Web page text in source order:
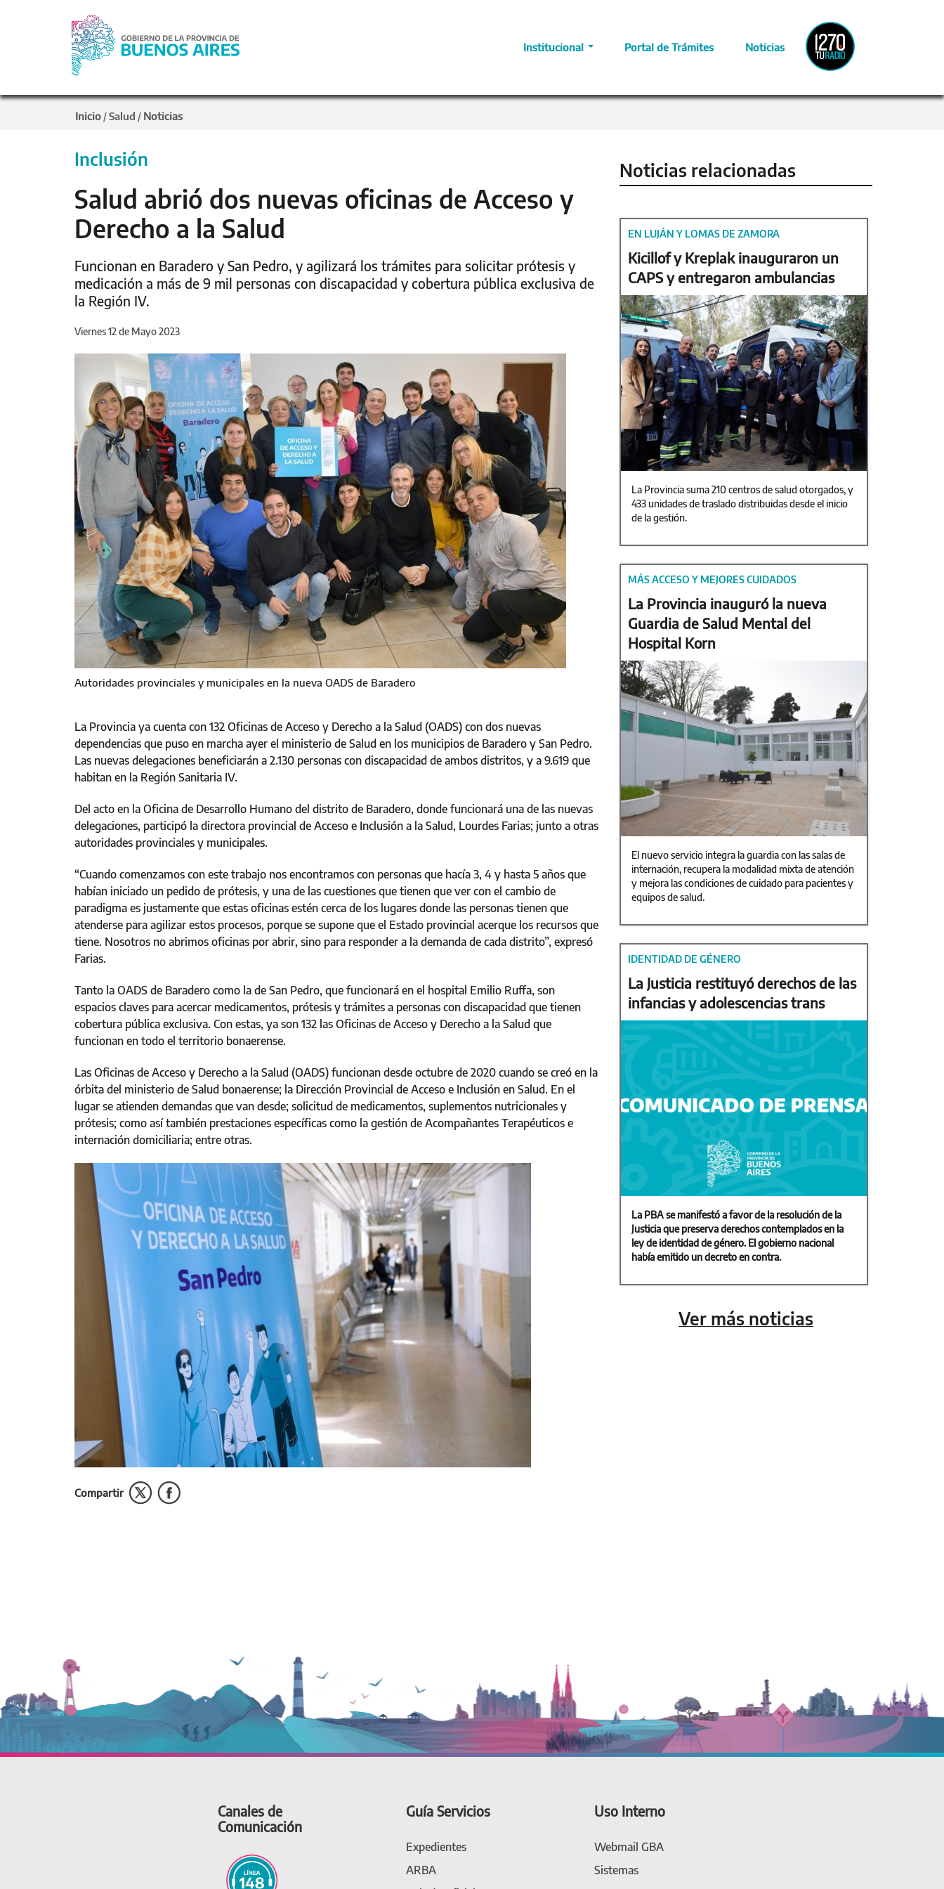
Institucional Portal de Trámites Noticias
Radio
Provincia
Inicio /Salud / Noticias
Inclusión
Salud abrió dos nuevas oficinas de Acceso y
Derecho a la Salud
Funcionan en Baradero y San Pedro, y agilizará los trámites para solicitar prótesis y
medicación a más de 9 mil personas con discapacidad y cobertura pública exclusiva de
la Región IV.
Viernes 12 de Mayo 2023
Autoridades provinciales y municipales en la nueva OADS de Baradero
La Provincia ya cuenta con 132 Oficinas de Acceso y Derecho a la Salud (OADS) con dos nuevas
dependencias que puso en marcha ayer el ministerio de Salud en los municipios de Baradero y San Pedro.
Las nuevas delegaciones beneficiarán a 2.130 personas con discapacidad de ambos distritos, y a 9.619 que
habitan en la Región Sanitaria IV.
Del acto en la Oficina de Desarrollo Humano del distrito de Baradero, donde funcionará una de las nuevas
delegaciones, participó la directora provincial de Acceso e Inclusión a la Salud, Lourdes Farias; junto a otras
autoridades provinciales y municipales.
“Cuando comenzamos con este trabajo nos encontramos con personas que hacía 3, 4 y hasta 5 años que
habían iniciado un pedido de prótesis, y una de las cuestiones que tienen que ver con el cambio de
paradigma es justamente que estas oficinas estén cerca de los lugares donde las personas tienen que
atenderse para agilizar estos procesos, porque se supone que el Estado provincial acerque los recursos que
tiene. Nosotros no abrimos oficinas por abrir, sino para responder a la demanda de cada distrito”, expresó
Farias.
Tanto la OADS de Baradero como la de San Pedro, que funcionará en el hospital Emilio Ruffa, son
espacios claves para acercar medicamentos, prótesis y trámites a personas con discapacidad que tienen
cobertura pública exclusiva. Con estas, ya son 132 las Oficinas de Acceso y Derecho a la Salud que
funcionan en todo el territorio bonaerense.
Las Oficinas de Acceso y Derecho a la Salud (OADS) funcionan desde octubre de 2020 cuando se creó en la
órbita del ministerio de Salud bonaerense; la Dirección Provincial de Acceso e Inclusión en Salud. En el
lugar se atienden demandas que van desde; solicitud de medicamentos, suplementos nutricionales y
prótesis; como así también prestaciones específicas como la gestión de Acompañantes Terapéuticos e
internación domiciliaria; entre otras.
Compartir
Noticias relacionadas
EN LUJÁN Y LOMAS DE ZAMORA
Kicillof y Kreplak inauguraron un
CAPS y entregaron ambulancias
La Provincia suma 210 centros de salud otorgados, y
433 unidades de traslado distribuidas desde el inicio
de la gestión.
MÁS ACCESO Y MEJORES CUIDADOS
La Provincia inauguró la nueva
Guardia de Salud Mental del
Hospital Korn
El nuevo servicio integra la guardia con las salas de
internación, recupera la modalidad mixta de atención
y mejora las condiciones de cuidado para pacientes y
equipos de salud.
IDENTIDAD DE GÉNERO
La Justicia restituyó derechos de las
infancias y adolescencias trans
La PBA se manifestó a favor de la resolución de la
Justicia que preserva derechos contemplados en la
ley de identidad de género. El gobierno nacional
había emitido un decreto en contra.
Ver más noticias
Canales de
Comunicación
Guía Servicios
Expedientes
ARBA
Uso Interno
Webmail GBA
Sistemas